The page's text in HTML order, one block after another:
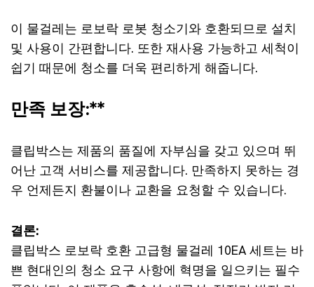
이 물걸레는 로보락 로봇 청소기와 호환되므로 설치
및 사용이 간편합니다. 또한 재사용 가능하고 세척이
쉽기 때문에 청소를 더욱 편리하게 해줍니다.
만족 보장:**
클립박스는 제품의 품질에 자부심을 갖고 있으며 뛰
어난 고객 서비스를 제공합니다. 만족하지 못하는 경
우 언제든지 환불이나 교환을 요청할 수 있습니다.
결론:
클립박스 로보락 호환 고급형 물걸레 10EA 세트는 바
쁜 현대인의 청소 요구 사항에 혁명을 일으키는 필수